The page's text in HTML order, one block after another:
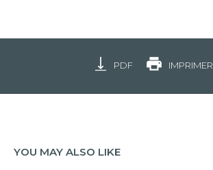
PDF IMPRIMER
YOU MAY ALSO LIKE